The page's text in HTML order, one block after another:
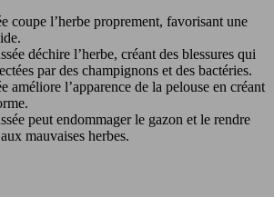
coupe l’herbe proprement, favorisant une
déchire l’herbe, créant des blessures qui
par des champignons et des bactéries.
améliore l’apparence de la pelouse en créant
peut endommager le gazon et le rendre
mauvaises herbes.